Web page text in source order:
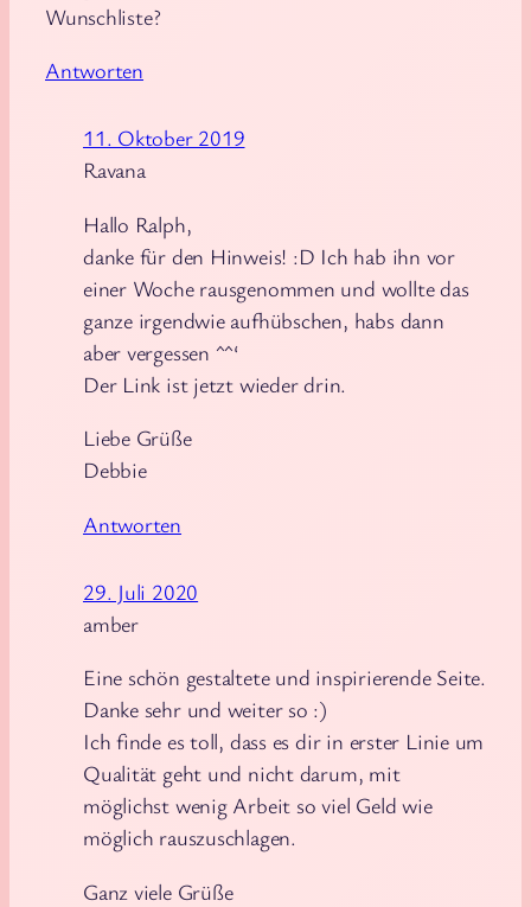
Wunschliste?
Antworten
11. Oktober 2019
Ravana
Hallo Ralph,
danke für den Hinweis! :D Ich hab ihn vor
einer Woche rausgenommen und wollte das
ganze irgendwie aufhübschen, habs dann
aber vergessen ^^‘
Der Link ist jetzt wieder drin.
Liebe Grüße
Debbie
Antworten
29. Juli 2020
amber
Eine schön gestaltete und inspirierende Seite.
Danke sehr und weiter so :)
Ich finde es toll, dass es dir in erster Linie um
Qualität geht und nicht darum, mit
möglichst wenig Arbeit so viel Geld wie
möglich rauszuschlagen.
Ganz viele Grüße